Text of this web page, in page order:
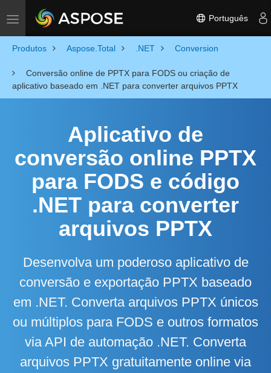
Toggle navigation Português
Produtos Aspose.Total .NET Conversion
Conversão online de PPTX para FODS ou criação de
aplicativo baseado em .NET para converter arquivos PPTX
Aplicativo de
conversão online PPTX
para FODS e código
.NET para converter
arquivos PPTX
Desenvolva um poderoso aplicativo de
conversão e exportação PPTX baseado
em .NET. Converta arquivos PPTX únicos
ou múltiplos para FODS e outros formatos
via API de automação .NET. Converta
arquivos PPTX gratuitamente online via